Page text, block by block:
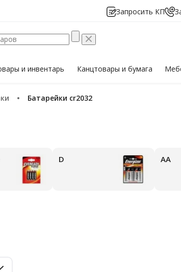
Запросить КП
и инвентарь Канцтовары и бумага
Батарейки cr2032
D АА